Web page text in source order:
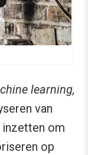
learning,
van
inzetten om
op